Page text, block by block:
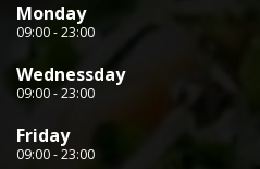
Monday
09:00 - 23:00
Wednessday
09:00 - 23:00
Friday
09:00 - 23:00